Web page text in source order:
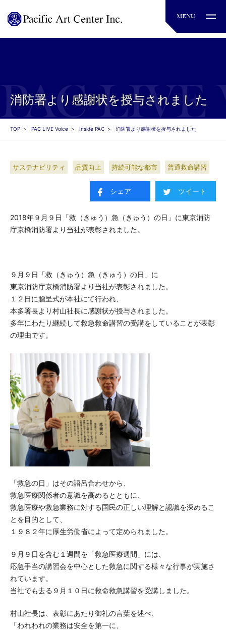
消防署より感謝状を授与されました
TOP PAC LIVE Voice Inside PAC 消防署より感謝状を授与されました
サステナビリティ 品質向上 持続可能な都市 普通救命講習
シェア ツイート
2018年９月９日「救（きゅう）急（きゅう）の日」に東京消防
庁京橋消防署より当社が表彰されました。
９月９日「救（きゅう）急（きゅう）の日」に
東京消防庁京橋消防署より当社が表彰されました。
１２日に贈呈式が本社にて行われ、
本多署長より村山社長に感謝状が授与されました。
多年にわたり継続して救急救命講習の受講をしていることが表彰
の理由です。
「救急の日」はその語呂合わせから、
救急医療関係者の意識を高めるとともに、
救急医療や救急業務に対する国民の正しい理解と認識を深めるこ
とを目的として、
１９８２年に厚生労働省によって定められました。
９月９日を含む１週間を「救急医療週間」には、
応急手当の講習会を中心とした救急に関する様々な行事が実施さ
れています。
当社でも去る９月１０日に救命救急講習を受講しました。
村山社長は、表彰にあたり御礼の言葉を述べ、
「われわれの業務は安全を第一に、